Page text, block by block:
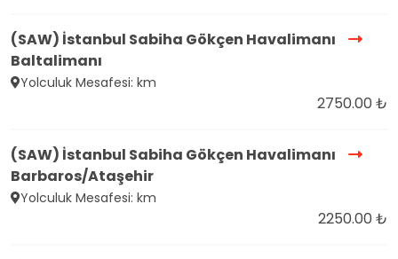
(SAW) İstanbul Sabiha Gökçen Havalimanı
Baltalimanı
Yolculuk Mesafesi: km
2750.00 ₺
(SAW) İstanbul Sabiha Gökçen Havalimanı
Barbaros/Ataşehir
Yolculuk Mesafesi: km
2250.00 ₺